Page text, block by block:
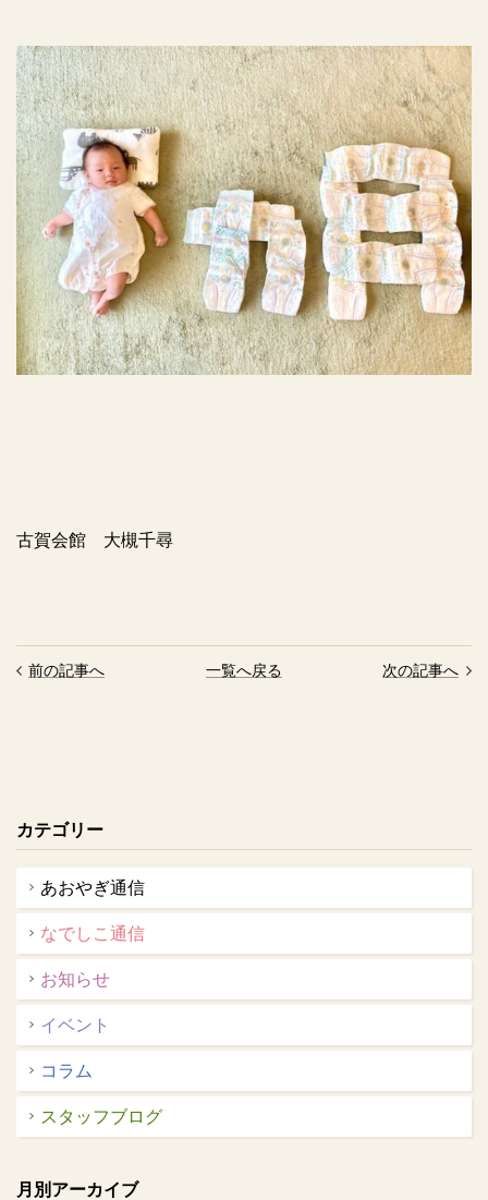
古賀会館 大槻千尋
前の記事へ 一覧へ戻る 次の記事へ
カテゴリー
あおやぎ通信
なでしこ通信
お知らせ
イベント
コラム
スタッフブログ
月別アーカイブ